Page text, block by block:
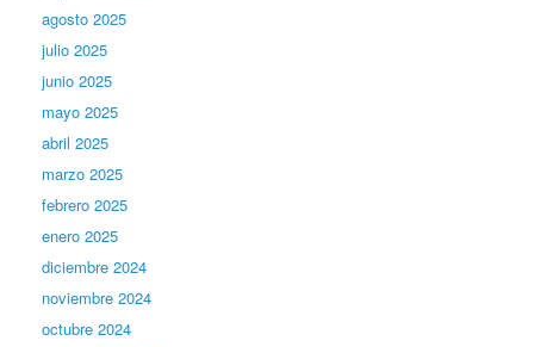
agosto 2025
julio 2025
junio 2025
mayo 2025
abril 2025
marzo 2025
febrero 2025
enero 2025
diciembre 2024
noviembre 2024
octubre 2024